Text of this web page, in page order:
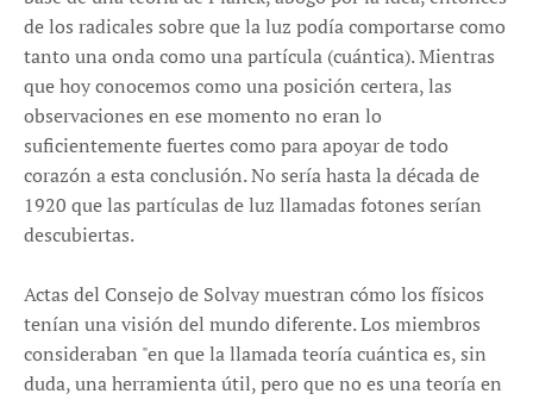
de los radicales sobre que la luz podía comportarse como
tanto una onda como una partícula (cuántica). Mientras
que hoy conocemos como una posición certera, las
observaciones en ese momento no eran lo
suficientemente fuertes como para apoyar de todo
corazón a esta conclusión. No sería hasta la década de
1920 que las partículas de luz llamadas fotones serían
descubiertas.
Actas del Consejo de Solvay muestran cómo los físicos
tenían una visión del mundo diferente. Los miembros
consideraban "en que la llamada teoría cuántica es, sin
duda, una herramienta útil, pero que no es una teoría en